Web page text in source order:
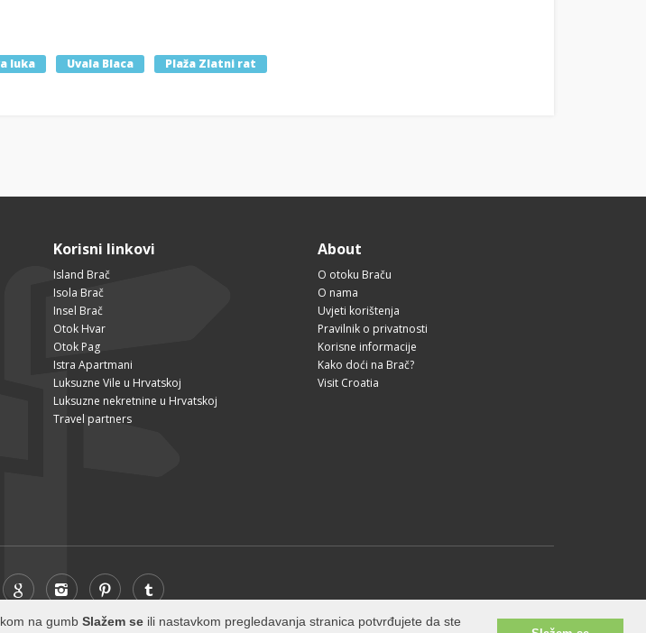
na gumbSlažem se ili nastavkom pregledavanja stranica potvrđujete da ste
luka Uvala Blaca Plaža Zlatni rat
Korisni linkovi
Island Brač
Isola Brač
Insel Brač
Otok Hvar
Otok Pag
Istra Apartmani
Luksuzne Vile u Hrvatskoj
Luksuzne nekretnine u Hrvatskoj
Travel partners
About
O otoku Braču
O nama
Uvjeti korištenja
Pravilnik o privatnosti
Korisne informacije
Kako doći na Brač?
Visit Croatia